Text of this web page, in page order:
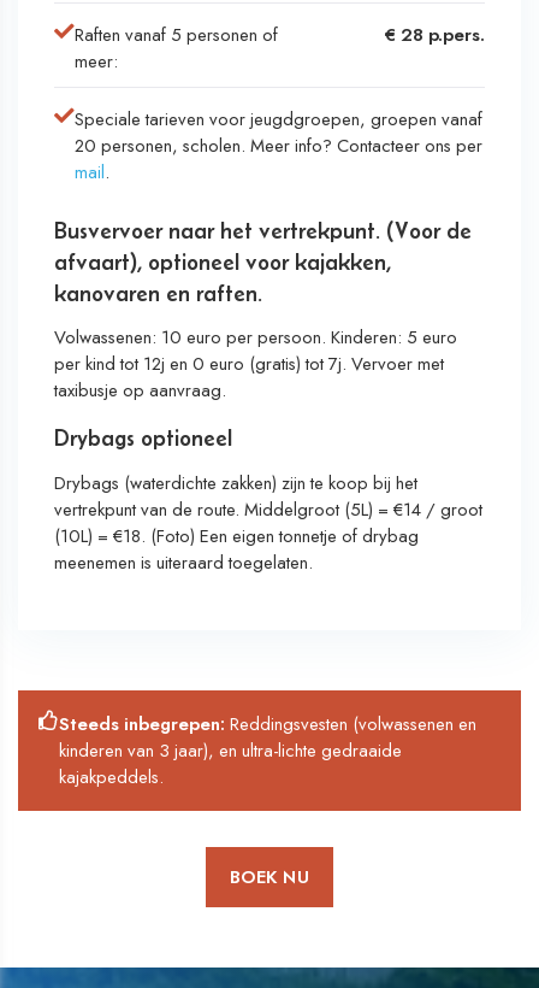
Raften vanaf 5 personen of
meer:
€ 28 p.pers.
Speciale tarieven voor jeugdgroepen, groepen vanaf
20 personen, scholen. Meer info? Contacteer ons per
mail.
Busvervoer naar het vertrekpunt. (Voor de
afvaart), optioneel voor kajakken,
kanovaren en raften.
Volwassenen: 10 euro per persoon. Kinderen: 5 euro
per kind tot 12j en 0 euro (gratis) tot 7j. Vervoer met
taxibusje op aanvraag.
Drybags optioneel
Drybags (waterdichte zakken) zijn te koop bij het
vertrekpunt van de route. Middelgroot (5L) = €14 / groot
(10L) = €18. (Foto) Een eigen tonnetje of drybag
meenemen is uiteraard toegelaten.
Steeds inbegrepen: Reddingsvesten (volwassenen en
kinderen van 3 jaar), en ultra-lichte gedraaide
kajakpeddels.
BOEK NU